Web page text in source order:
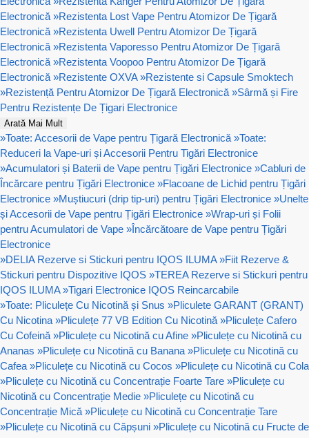
Electronică »Rezistenta Lost Vape Pentru Atomizor De Țigară
Electronică »Rezistenta Uwell Pentru Atomizor De Țigară
Electronică »Rezistenta Vaporesso Pentru Atomizor De Țigară
Electronică »Rezistenta Voopoo Pentru Atomizor De Țigară
Electronică »Rezistente OXVA »Rezistente si Capsule Smoktech
»Rezistență Pentru Atomizor De Țigară Electronică »Sârmă și Fire
Pentru Rezistențe De Țigari Electronice
Arată Mai Mult
»Toate: Accesorii de Vape pentru Țigară Electronică »Toate:
Reduceri la Vape-uri și Accesorii Pentru Tigări Electronice
»Acumulatori și Baterii de Vape pentru Țigări Electronice »Cabluri de
Încărcare pentru Țigări Electronice »Flacoane de Lichid pentru Țigări
Electronice »Muștiucuri (drip tip-uri) pentru Țigări Electronice »Unelte
și Accesorii de Vape pentru Țigări Electronice »Wrap-uri și Folii
pentru Acumulatori de Vape »Încărcătoare de Vape pentru Țigări
Electronice
»DELIA Rezerve si Stickuri pentru IQOS ILUMA »Fiit Rezerve &
Stickuri pentru Dispozitive IQOS »TEREA Rezerve si Stickuri pentru
IQOS ILUMA »Tigari Electronice IQOS Reincarcabile
»Toate: Pliculețe Cu Nicotină și Snus »Pliculete GARANT (GRANT)
Cu Nicotina »Pliculețe 77 VB Edition Cu Nicotină »Pliculețe Cafero
Cu Cofeină »Pliculețe cu Nicotină cu Afine »Pliculețe cu Nicotină cu
Ananas »Pliculețe cu Nicotină cu Banana »Pliculețe cu Nicotină cu
Cafea »Pliculețe cu Nicotină cu Cocos »Pliculețe cu Nicotină cu Cola
»Pliculețe cu Nicotină cu Concentrație Foarte Tare »Pliculețe cu
Nicotină cu Concentrație Medie »Pliculețe cu Nicotină cu
Concentrație Mică »Pliculețe cu Nicotină cu Concentrație Tare
»Pliculețe cu Nicotină cu Căpșuni »Pliculețe cu Nicotină cu Fructe de